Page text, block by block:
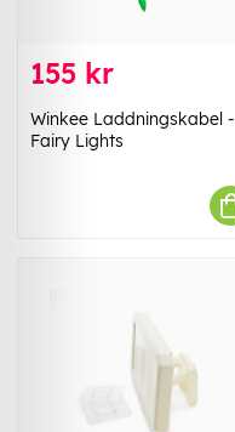
155 kr
Winkee Laddningskabel -
Fairy Lights